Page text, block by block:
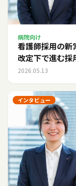
病院向け
看護師採用の新
改定下で進む採
2026.05.13
インタビュー